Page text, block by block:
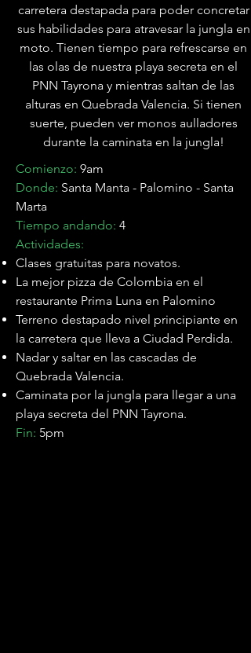
carretera destapada para poder concretar
sus habilidades para atravesar la jungla en
moto. Tienen tiempo para refrescarse en
las olas de nuestra playa secreta en el
PNN Tayrona y mientras saltan de las
alturas en Quebrada Valencia. Si tienen
suerte, pueden ver monos aulladores
durante la caminata en la jungla!
Comienzo: 9am
Donde: Santa Manta - Palomino - Santa
Marta
Tiempo andando: 4
Actividades:
Clases gratuitas para novatos.
La mejor pizza de Colombia en el
restaurante Prima Luna en Palomino
Terreno destapado nivel principiante en
la carretera que lleva a Ciudad Perdida.
Nadar y saltar en las cascadas de
Quebrada Valencia.
Caminata por la jungla para llegar a una
playa secreta del PNN Tayrona.
Fin: 5pm